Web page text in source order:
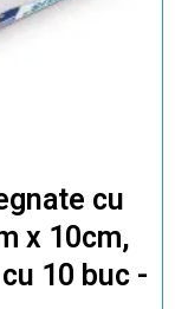
cu
x 10cm,
10 buc -